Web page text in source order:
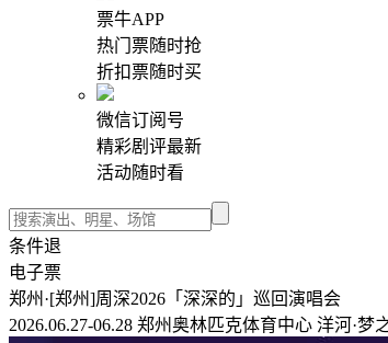
票牛APP
热门票随时抢
折扣票随时买
微信订阅号
精彩剧评最新
活动随时看
条件退
电子票
郑州·[郑州]周深2026「深深的」巡回演唱会
2026.06.27-06.28 郑州奥林匹克体育中心 洋河·梦